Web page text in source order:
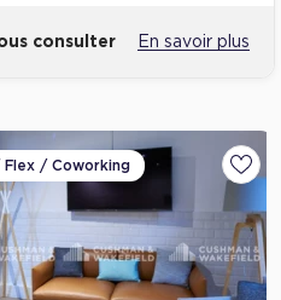
consulter En savoir plus
Flex / Coworking